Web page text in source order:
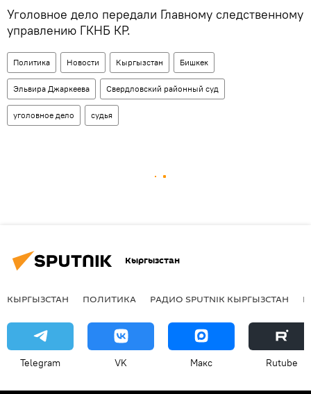
Уголовное дело передали Главному следственному
управлению ГКНБ КР.
Политика Новости Кыргызстан Бишкек
Эльвира Джаркеева Свердловский районный суд
уголовное дело судья
Кыргызстан
КЫРГЫЗСТАН ПОЛИТИКА РАДИО SPUTNIK КЫРГЫЗСТАН
Telegram VK Макс Rutube